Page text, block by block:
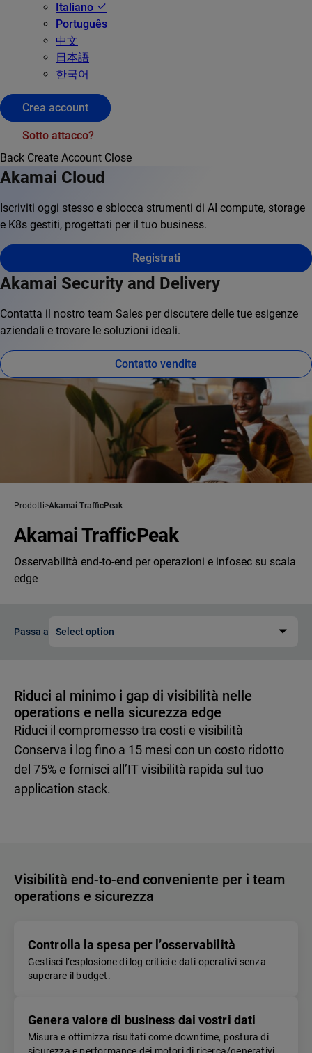
Italiano
Português
中文
日本語
한국어
Crea account
Sotto attacco?
Back Create Account Close
Akamai Cloud
Iscriviti oggi stesso e sblocca strumenti di AI compute, storage
e K8s gestiti, progettati per il tuo business.
Registrati
Akamai Security and Delivery
Contatta il nostro team Sales per discutere delle tue esigenze
aziendali e trovare le soluzioni ideali.
Contatto vendite
Prodotti Akamai TrafficPeak
Akamai TrafficPeak
Osservabilità end-to-end per operazioni e infosec su scala
edge
Passa a Select option
Riduci al minimo i gap di visibilità nelle
operations e nella sicurezza edge
Riduci il compromesso tra costi e visibilità
Conserva i log fino a 15 mesi con un costo ridotto
del 75% e fornisci all’IT visibilità rapida sul tuo
application stack.
Visibilità end-to-end conveniente per i team
operations e sicurezza
Controlla la spesa per l’osservabilità
Gestisci l’esplosione di log critici e dati operativi senza
superare il budget.
Genera valore di business dai vostri dati
Misura e ottimizza risultati come downtime, postura di